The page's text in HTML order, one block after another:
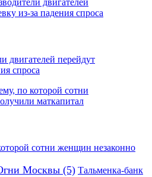
двигателей перейдут
спроса
сотни женщин незаконно
Москвы (5) Тальменка-банк